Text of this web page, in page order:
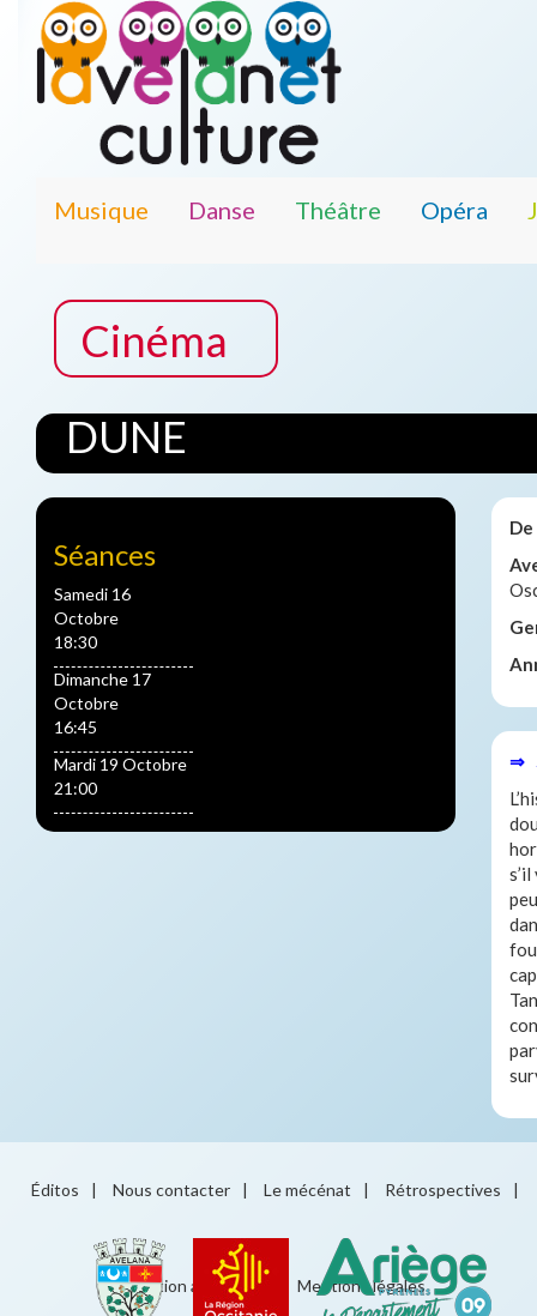
Musique Danse Théâtre Opéra
Cinéma
DUNE
Séances
Samedi 16
Octobre
18:30
Dimanche 17
Octobre
16:45
Mardi 19 Octobre
21:00
De
⇒
Éditos | Nous contacter | Le mécénat | Rétrospectives |
Éducation artistique Mentions légales